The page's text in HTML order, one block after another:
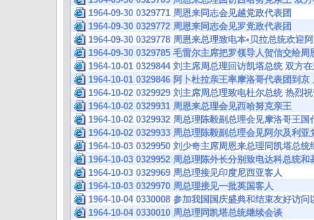
1964-09-30 0329771 周恩来同志会见越党政代表团
1964-09-30 0329772 周恩来同志会见罗党政代表团
1964-09-30 0329778 周恩来总理致电本•贝拉总统欢迎
1964-09-30 0329785 毛雷尔主席把罗领导人贺信交给
1964-10-01 0329844 刘主席周总理回访凯塔总统 双方
1964-10-01 0329846 阿卜杜拉亲王率摩洛哥代表团到
1964-10-02 0329929 刘主席周总理致电杜尔总统 热烈
1964-10-02 0329931 周恩来总理会见西哈努克亲王
1964-10-02 0329932 周总理陈毅副总理会见摩洛哥王国
1964-10-02 0329933 周总理陈毅副总理会见阿尔及利亚
1964-10-03 0329950 刘少奇主席周恩来总理同凯塔总统
1964-10-03 0329952 周总理陈外长分别致电达科总统
1964-10-03 0329969 周总理接见印度尼西亚客人
1964-10-03 0329970 周总理接见一批英国客人
1964-10-04 0330008 参加我国国庆盛典和结束友好访
1964-10-04 0330010 周总理同凯塔总统继续会谈